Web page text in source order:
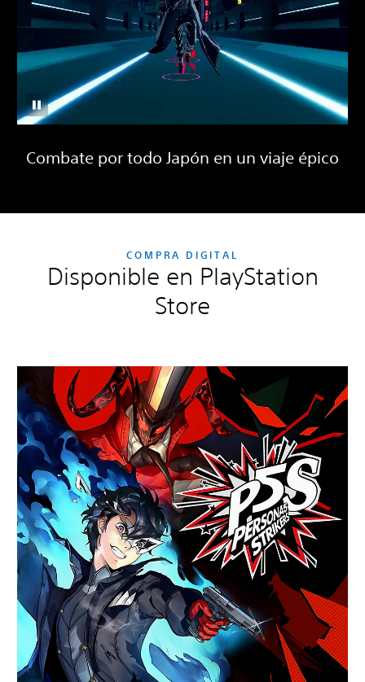
Combate por todo Japón en un viaje épico
COMPRA DIGITAL
Disponible en PlayStation
Store